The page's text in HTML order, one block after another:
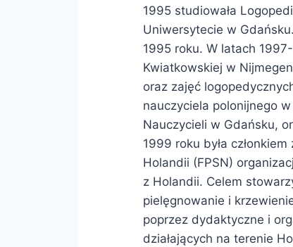
1995 studiowała
Uniwersytecie w
1995 roku. W latach
Kwiatkowskiej w
oraz zajęć
nauczyciela polonijnego
Nauczycieli w Gdańsku,
1999 roku była
Holandii (FPSN)
z Holandii. Celem
pielęgnowanie i
poprzez dydaktyczne i
działających na terenie